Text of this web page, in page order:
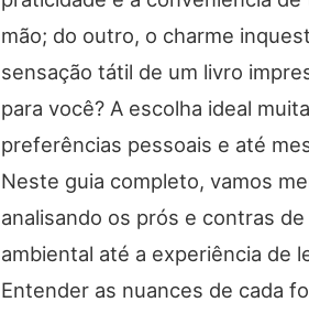
mão; do outro, o charme
sensação tátil de um livro
para você? A escolha ideal
preferências pessoais e até
Neste guia completo, vamos
analisando os prós e contras
ambiental até a experiência de
Entender as nuances de cada